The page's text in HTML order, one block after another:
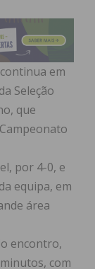
em
Seleção
que
por 4-0, e
equipa, em
área
encontro,
com